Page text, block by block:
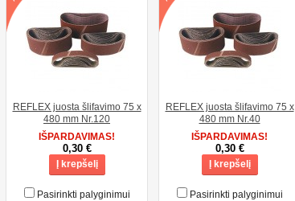
REFLEX juosta šlifavimo 75 x
480 mm Nr.120
IŠPARDAVIMAS!
0,30 €
Į krepšelį
Pasirinkti palyginimui
REFLEX juosta šlifavimo 75 x
480 mm Nr.40
IŠPARDAVIMAS!
0,30 €
Į krepšelį
Pasirinkti palyginimui